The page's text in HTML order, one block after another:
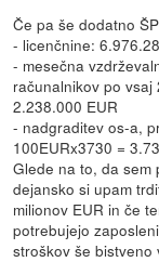
Če pa še dodatno
- licenčnine:
- mesečna
računalnikov po vsaj
2.238.000 EUR
- nadgraditev os-a,
100EURx3730 =
Glede na to, da sem
dejansko si upam
milionov EUR in če
potrebujejo
stroškov še bistveno